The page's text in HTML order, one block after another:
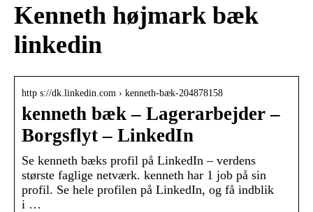
Kenneth højmark bæk
linkedin
http s://dk.linkedin.com › kenneth-bæk-204878158
kenneth bæk – Lagerarbejder –
Borgsflyt – LinkedIn
Se kenneth bæks profil på LinkedIn – verdens
største faglige netværk. kenneth har 1 job på sin
profil. Se hele profilen på LinkedIn, og få indblik
i …